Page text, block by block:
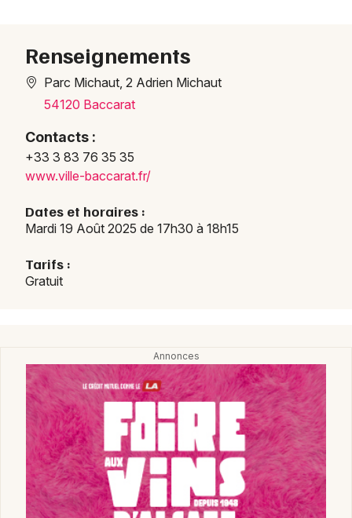
Choisir mes départements
Mon email
Je m'abonne
Renseignements
Parc Michaut, 2 Adrien Michaut
54120 Baccarat
Contacts :
+33 3 83 76 35 35
www.ville-baccarat.fr/
Dates et horaires :
Mardi 19 Août 2025 de 17h30 à 18h15
Tarifs :
Gratuit